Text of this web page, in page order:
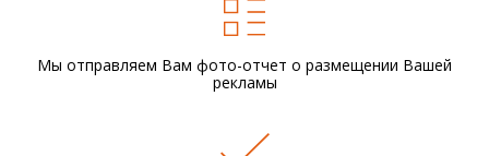
Мы отправляем Вам фото-отчет о размещении Вашей
рекламы